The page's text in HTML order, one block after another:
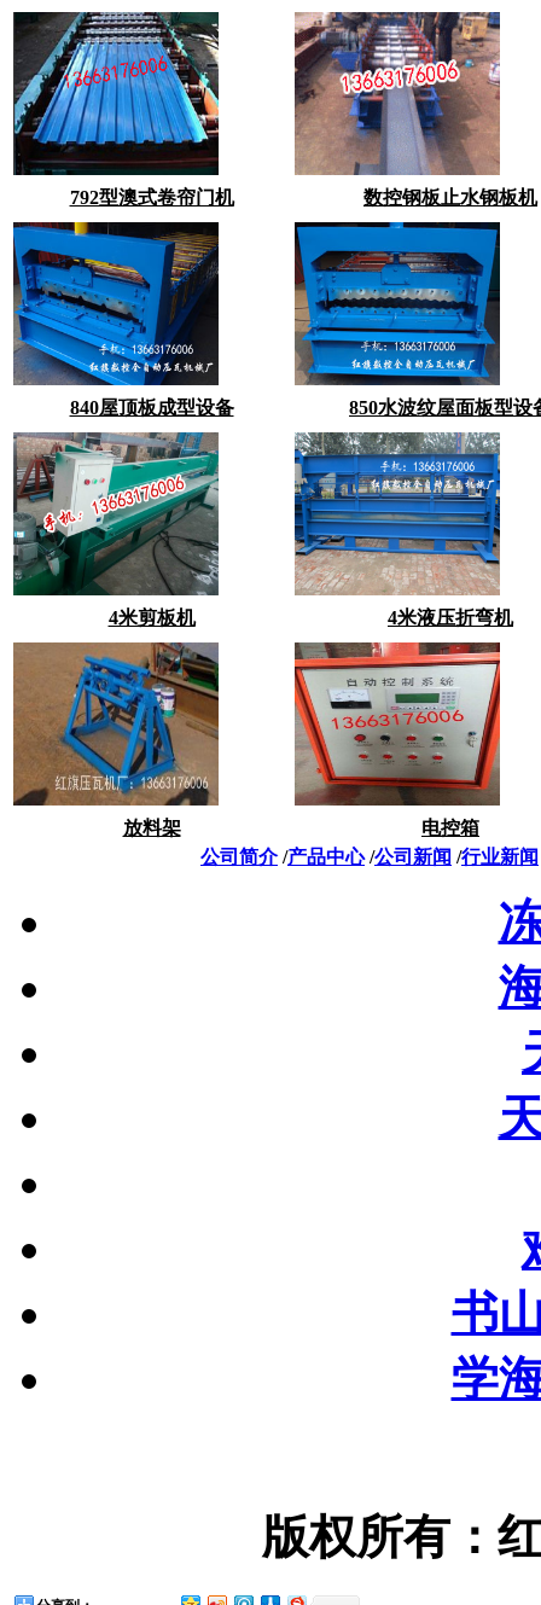
792型澳式卷帘门机 数控钢板止水钢板机
840屋顶板成型设备 850水波纹屋面板型设
4米剪板机 4米液压折弯机
放料架
电控箱
公司简介/产品中心/公司新闻 /行业新闻
书
学
版权所有：